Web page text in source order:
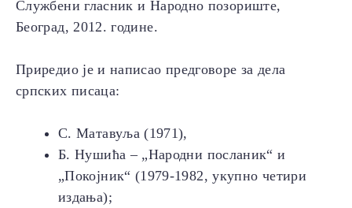
Службени гласник и Народно позориште,
Београд, 2012. године.
Приредио је и написао предговоре за дела
српских писаца:
С. Матавуља (1971),
Б. Нушића – „Народни посланик“ и
„Покојник“ (1979-1982, укупно четири
издања);